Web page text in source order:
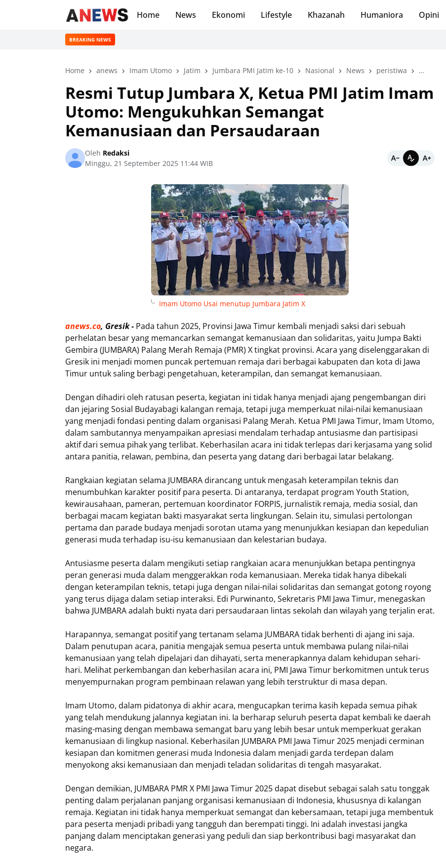
Home News Ekonomi Lifestyle Khazanah Humaniora Opini
BREAKING NEWS
Home anews Imam Utomo Jatim Jumbara PMI Jatim ke-10 Nasional News peristiwa PMI Jatim
Resmi Tutup Jumbara X, Ketua PMI Jatim Imam
Utomo: Mengukuhkan Semangat
Kemanusiaan dan Persaudaraan
Oleh Redaksi
Minggu, 21 September 2025 11:44 WIB
Imam Utomo Usai menutup Jumbara Jatim X
anews.co, Gresik - Pada tahun 2025, Provinsi Jawa Timur kembali menjadi saksi dari sebuah
perhelatan besar yang memancarkan semangat kemanusiaan dan solidaritas, yaitu Jumpa Bakti
Gembira (JUMBARA) Palang Merah Remaja (PMR) X tingkat provinsi. Acara yang diselenggarakan di
Gresik ini menjadi momen puncak pertemuan remaja dari berbagai kabupaten dan kota di Jawa
Timur untuk saling berbagi pengetahuan, keterampilan, dan semangat kemanusiaan.
Dengan dihadiri oleh ratusan peserta, kegiatan ini tidak hanya menjadi ajang pengembangan diri
dan jejaring Sosial Budayabagi kalangan remaja, tetapi juga memperkuat nilai-nilai kemanusiaan
yang menjadi fondasi penting dalam organisasi Palang Merah. Ketua PMI Jawa Timur, Imam Utomo,
dalam sambutannya menyampaikan apresiasi mendalam terhadap antusiasme dan partisipasi
aktif dari semua pihak yang terlibat. Keberhasilan acara ini tidak terlepas dari kerjasama yang solid
antara panitia, relawan, pembina, dan peserta yang datang dari berbagai latar belakang.
Rangkaian kegiatan selama JUMBARA dirancang untuk mengasah keterampilan teknis dan
menumbuhkan karakter positif para peserta. Di antaranya, terdapat program Youth Station,
kewirausahaan, pameran, pertemuan koordinator FORPIS, jurnalistik remaja, media sosial, dan
berbagai macam kegiatan bakti masyarakat serta lingkungan. Selain itu, simulasi pertolongan
pertama dan parade budaya menjadi sorotan utama yang menunjukkan kesiapan dan kepedulian
generasi muda terhadap isu-isu kemanusiaan dan kelestarian budaya.
Antusiasme peserta dalam mengikuti setiap rangkaian acara menunjukkan betapa pentingnya
peran generasi muda dalam menggerakkan roda kemanusiaan. Mereka tidak hanya dibekali
dengan keterampilan teknis, tetapi juga dengan nilai-nilai solidaritas dan semangat gotong royong
yang terus dijaga dalam setiap interaksi. Edi Purwinanto, Sekretaris PMI Jawa Timur, menegaskan
bahwa JUMBARA adalah bukti nyata dari persaudaraan lintas sekolah dan wilayah yang terjalin erat.
Harapannya, semangat positif yang tertanam selama JUMBARA tidak berhenti di ajang ini saja.
Dalam penutupan acara, panitia mengajak semua peserta untuk membawa pulang nilai-nilai
kemanusiaan yang telah dipelajari dan dihayati, serta menerapkannya dalam kehidupan sehari-
hari. Melihat perkembangan dan keberhasilan acara ini, PMI Jawa Timur berkomitmen untuk terus
menyempurnakan program pembinaan relawan yang lebih terstruktur di masa depan.
Imam Utomo, dalam pidatonya di akhir acara, mengucapkan terima kasih kepada semua pihak
yang telah mendukung jalannya kegiatan ini. Ia berharap seluruh peserta dapat kembali ke daerah
masing-masing dengan membawa semangat baru yang lebih besar untuk memperkuat gerakan
kemanusiaan di lingkup nasional. Keberhasilan JUMBARA PMI Jawa Timur 2025 menjadi cerminan
kesiapan dan komitmen generasi muda Indonesia dalam menjadi garda terdepan dalam
menyokong aksi kemanusiaan dan menjadi teladan solidaritas di tengah masyarakat.
Dengan demikian, JUMBARA PMR X PMI Jawa Timur 2025 dapat disebut sebagai salah satu tonggak
penting dalam perjalanan panjang organisasi kemanusiaan di Indonesia, khususnya di kalangan
remaja. Kegiatan ini tidak hanya memperkuat semangat dan kebersamaan, tetapi juga membentuk
para peserta menjadi pribadi yang tangguh dan berempati tinggi. Ini adalah investasi jangka
panjang dalam menciptakan generasi yang peduli dan siap berkontribusi bagi masyarakat dan
negara.